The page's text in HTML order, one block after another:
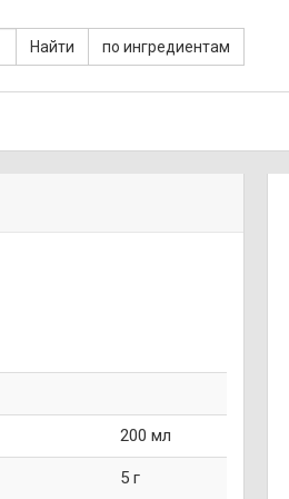
Найти по ингредиентам
200 мл
5 г